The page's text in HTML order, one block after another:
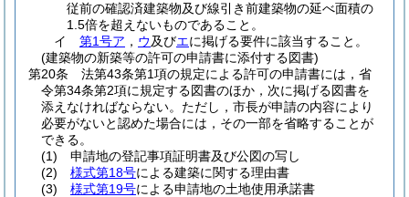
従前の確認済建築物及び線引き前建築物の延べ面積の
1.5倍を超えないものであること。
イ
第1号ア ， ウ及びエに掲げる要件に該当すること。
(建築物の新築等の許可の申請書に添付する図書)
第20条
法第43条第1項の規定による許可の申請書には，省
令第34条第2項に規定する図書のほか，次に掲げる図書を
添えなければならない。 ただし，市長が申請の内容により
必要がないと認めた場合には，その一部を省略することが
できる。
(1)
申請地の登記事項証明書及び公図の写し
(2)
様式第18号による建築に関する理由書
(3)
様式第19号による申請地の土地使用承諾書